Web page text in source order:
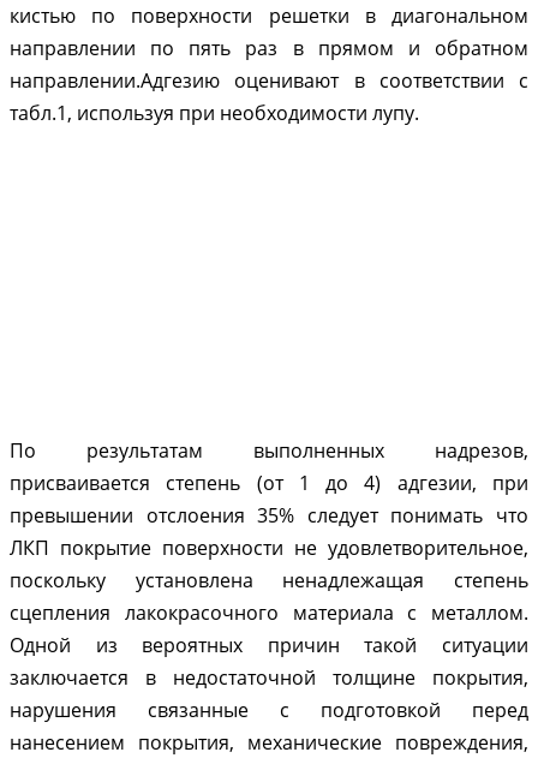
кистью по поверхности решетки в диагональном
направлении по пять раз в прямом и обратном
направлении.Адгезию оценивают в соответствии с
табл.1, используя при необходимости лупу.
По результатам выполненных надрезов,
присваивается степень (от 1 до 4) адгезии, при
превышении отслоения 35% следует понимать что
ЛКП покрытие поверхности не удовлетворительное,
поскольку установлена ненадлежащая степень
сцепления лакокрасочного материала с металлом.
Одной из вероятных причин такой ситуации
заключается в недостаточной толщине покрытия,
нарушения связанные с подготовкой перед
нанесением покрытия, механические повреждения,